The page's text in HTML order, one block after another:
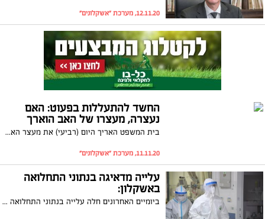
12.11.20, מערכת "אשקלונים"
החשד להתעללות בפעוט: האם
נעצרה, מעצרו של האב הוארך
בית המשפט האריך היום (רביעי) את מעצר האב החשוד בהתעללות בבנו הפעוט כבן 4 חודשים. התינוק סובל מדימומים בראשו ומחבלות חמורות בגופו. המשטרה עצרה גם את האם, אך ההורים מכחישים את המיוחס להם
11.11.20, מערכת "אשקלונים"
עלייה מדאיגה בנתוני התחלואה
באשקלון:
ביומיים האחרונים חלה עלייה בנתוני התחלואה של מגיפת הקורונה באשקלון. כיום ישנם 71 חולים פעילים בעיר, מתוכם 33 התווספו רק בשבוע האחרון